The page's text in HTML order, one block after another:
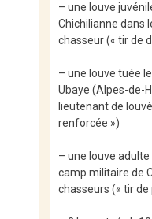
– une louve
Chichilianne dans
chasseur (« tir de
– une louve tuée
Ubaye (Alpes-de-
lieutenant de
renforcée »)
– une louve
camp militaire de
chasseurs (« tir